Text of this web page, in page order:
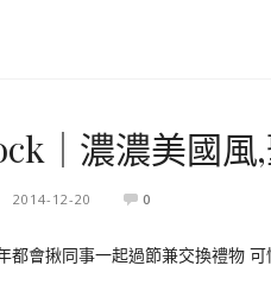
｜濃濃美國
2014-12-20 0
都會揪同事一起過節兼交換禮物